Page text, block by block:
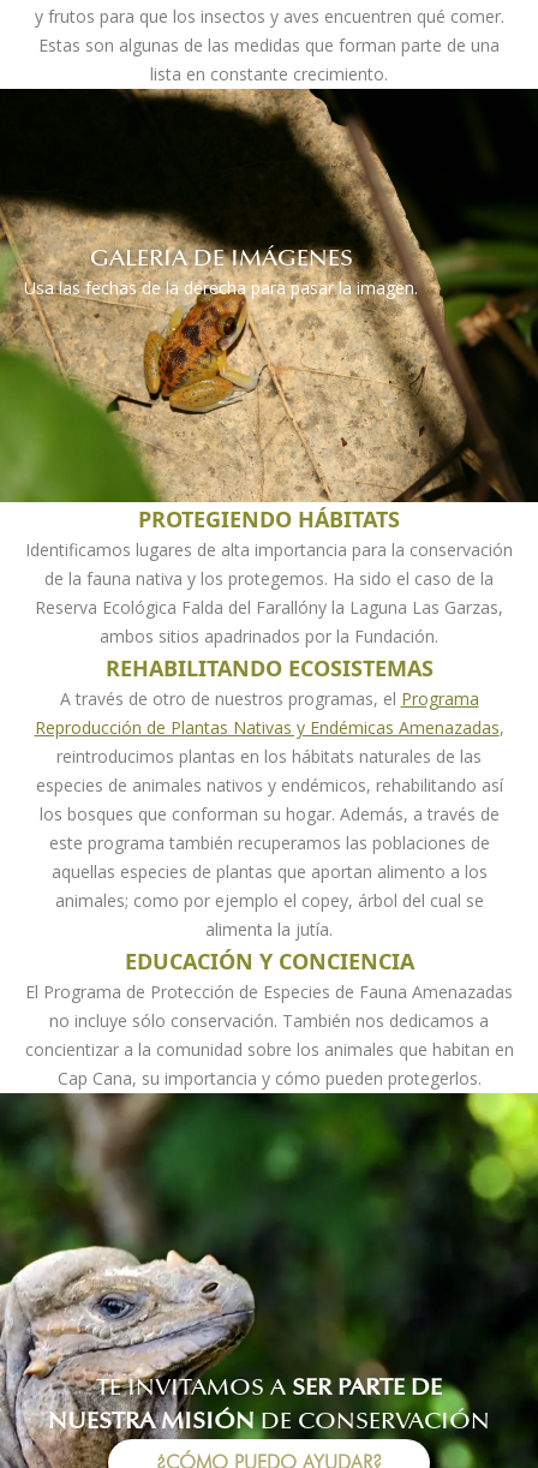
y frutos para que los insectos y aves encuentren qué comer.
Estas son algunas de las medidas que forman parte de una
lista en constante crecimiento.
GALERIA DE IMÁGENES
Usa las fechas de la derecha para pasar la imagen.
PROTEGIENDO HÁBITATS
Identificamos lugares de alta importancia para la conservación
de la fauna nativa y los protegemos. Ha sido el caso de la
Reserva Ecológica Falda del Farallóny la Laguna Las Garzas,
ambos sitios apadrinados por la Fundación.
REHABILITANDO ECOSISTEMAS
A través de otro de nuestros programas, el Programa
Reproducción de Plantas Nativas y Endémicas Amenazadas,
reintroducimos plantas en los hábitats naturales de las
especies de animales nativos y endémicos, rehabilitando así
los bosques que conforman su hogar. Además, a través de
este programa también recuperamos las poblaciones de
aquellas especies de plantas que aportan alimento a los
animales; como por ejemplo el copey, árbol del cual se
alimenta la jutía.
EDUCACIÓN Y CONCIENCIA
El Programa de Protección de Especies de Fauna Amenazadas
no incluye sólo conservación. También nos dedicamos a
concientizar a la comunidad sobre los animales que habitan en
Cap Cana, su importancia y cómo pueden protegerlos.
TE INVITAMOS A SER PARTE DE
NUESTRA MISIÓNDE CONSERVACIÓN
¿CÓMO PUEDO AYUDAR?